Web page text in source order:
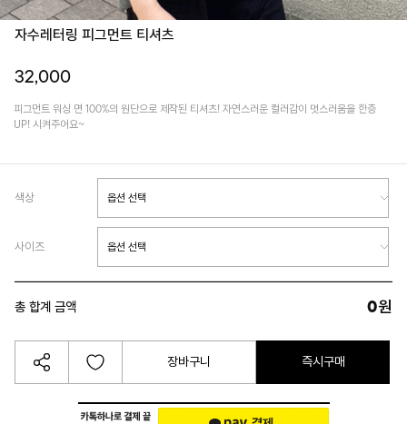
자수레터링 피그먼트 티셔츠
32,000
피그먼트 워싱 면 100%의 원단으로 제작된 티셔츠! 자연스러운 컬러감이 멋스러움을 한층
UP! 시켜주어요~
색상
사이즈
총 합계 금액 0원
장바구니 즉시구매